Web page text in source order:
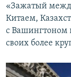
«Зажатый
Китаем,
с Вашингтоном
своих более